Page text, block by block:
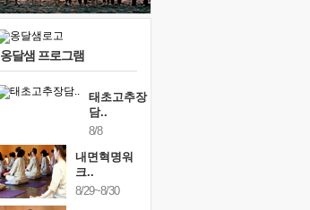
마음이 멈춰 버린 곳
못된 꼰대들
옹달샘 프로그램
태초고추장
담..
8/8
내면혁명워
크..
8/29~8/30